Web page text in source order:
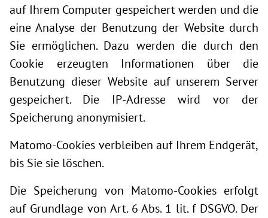
auf Ihrem Computer gespeichert werden und die
eine Analyse der Benutzung der Website durch
Sie ermöglichen. Dazu werden die durch den
Cookie erzeugten Informationen über die
Benutzung dieser Website auf unserem Server
gespeichert. Die IP-Adresse wird vor der
Speicherung anonymisiert.
Matomo-Cookies verbleiben auf Ihrem Endgerät,
bis Sie sie löschen.
Die Speicherung von Matomo-Cookies erfolgt
auf Grundlage von Art. 6 Abs. 1 lit. f DSGVO. Der